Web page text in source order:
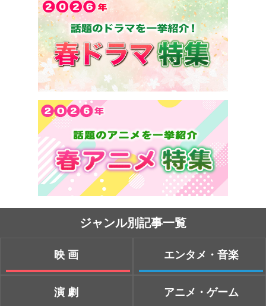
ジャンル別記事一覧
映画
演劇
エンタメ・音楽
アニメ・ゲーム